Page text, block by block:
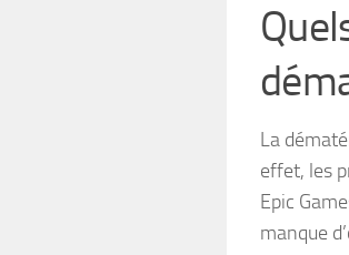
La
effet, les
Epic
manque